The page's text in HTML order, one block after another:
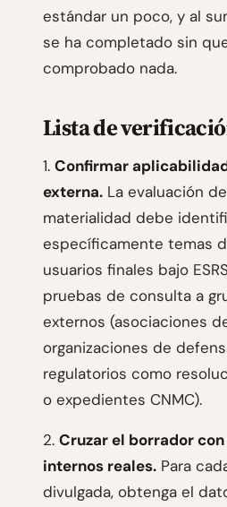
estándar un poco, y al
se ha completado sin
comprobado nada.
Lista de
1. Confirmar
externa. La evaluación
materialidad debe
específicamente temas
usuarios finales bajo
pruebas de consulta a
externos (asociaciones
organizaciones de
regulatorios como
o expedientes CNMC).
2. Cruzar el borrador
internos reales. Para
divulgada, obtenga el